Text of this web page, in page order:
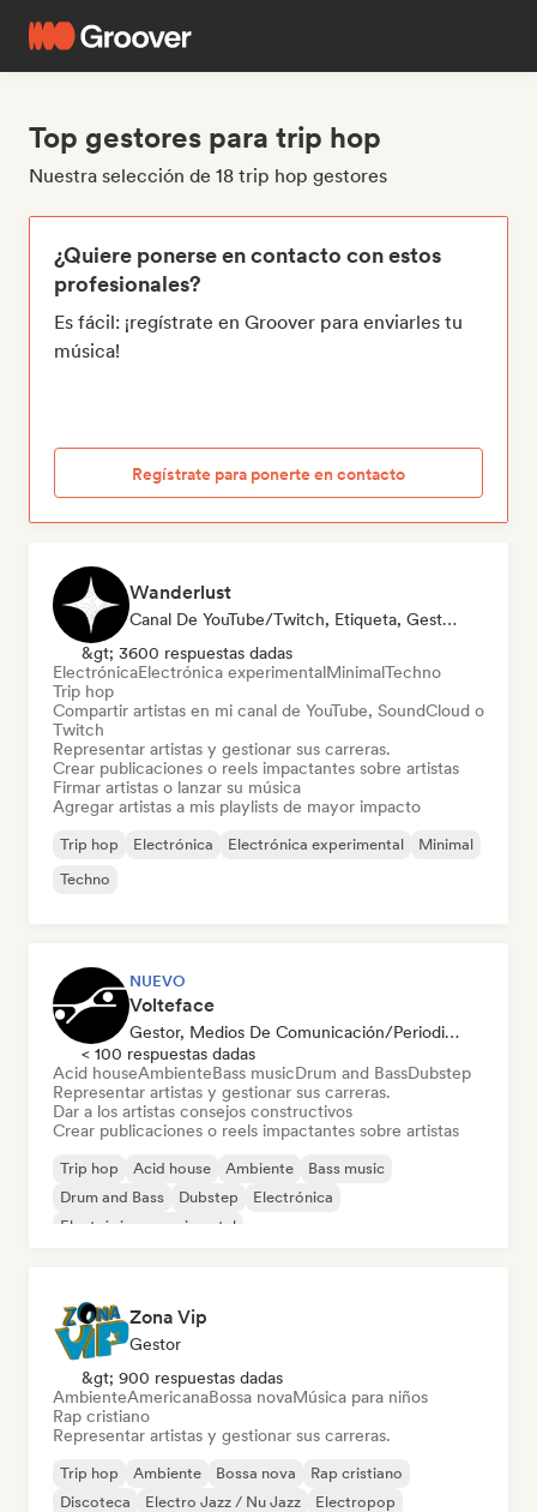
Top gestores para trip hop
Nuestra selección de 18 trip hop gestores
¿Quiere ponerse en contacto con estos
profesionales?
Es fácil: ¡regístrate en Groover para enviarles tu
música!
Regístrate para ponerte en contacto
Wanderlust
Canal De YouTube/Twitch, Etiqueta, Gestor, Playlist Curator, Social Media Influencer
&gt; 3600 respuestas dadas
ElectrónicaElectrónica experimentalMinimalTechno
Trip hop
Compartir artistas en mi canal de YouTube, SoundCloud o
Twitch
Representar artistas y gestionar sus carreras.
Crear publicaciones o reels impactantes sobre artistas
Firmar artistas o lanzar su música
Agregar artistas a mis playlists de mayor impacto
Trip hop Electrónica Electrónica experimental
Minimal
Techno
NUEVO
Volteface
Gestor, Medios De Comunicación/Periodista, Mentor
< 100 respuestas dadas
Acid houseAmbienteBass musicDrum and BassDubstep
Representar artistas y gestionar sus carreras.
Dar a los artistas consejos constructivos
Crear publicaciones o reels impactantes sobre artistas
Trip hop Acid house Ambiente
Bass music
Drum and Bass
Dubstep
Electrónica
Electrónica experimental
Zona Vip
Gestor
&gt; 900 respuestas dadas
AmbienteAmericanaBossa novaMúsica para niños
Rap cristiano
Representar artistas y gestionar sus carreras.
Trip hop Ambiente Bossa nova
Rap cristiano
Discoteca
Electro Jazz / Nu Jazz
Electropop